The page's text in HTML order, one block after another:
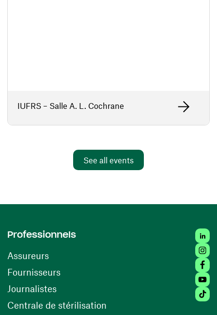
IUFRS – Salle A. L. Cochrane
See all events
Professionnels
Assureurs
Fournisseurs(opens in a new window)
Journalistes
Centrale de stérilisation (opens in a new window)